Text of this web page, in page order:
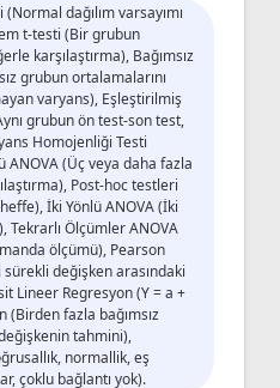
dağılım varsayımı
t-testi (Bir grubun
karşılaştırma), Bağımsız
grubun ortalamalarını
varyans), Eşleştirilmiş
grubun ön test-son test,
Homojenliği Testi
ANOVA (Üç veya daha fazla
Post-hoc testleri
İki Yönlü ANOVA (İki
Ölçümler ANOVA
ölçümü), Pearson
sürekli değişken arasındaki
Lineer Regresyon (Y = a +
(Birden fazla bağımsız
tahmini),
normallik, eş
çoklu bağlantı yok).